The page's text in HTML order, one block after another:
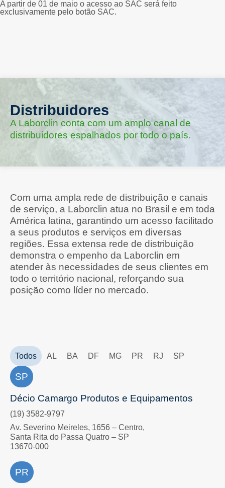
A partir de 01 de maio o acesso ao SAC será feito
exclusivamente pelo botão SAC.
Distribuidores
A Laborclin conta com um amplo canal de
distribuidores espalhados por todo o país.
Com uma ampla rede de distribuição e canais
de serviço, a Laborclin atua no Brasil e em toda
América latina, garantindo um acesso facilitado
a seus produtos e serviços em diversas
regiões. Essa extensa rede de distribuição
demonstra o empenho da Laborclin em
atender às necessidades de seus clientes em
todo o território nacional, reforçando sua
posição como líder no mercado.
AL BA DF MG PR RJ SP
Todos
SP
Décio Camargo Produtos e Equipamentos
(19) 3582-9797
Av. Severino Meireles, 1656 – Centro,
Santa Rita do Passa Quatro – SP
13670-000
PR